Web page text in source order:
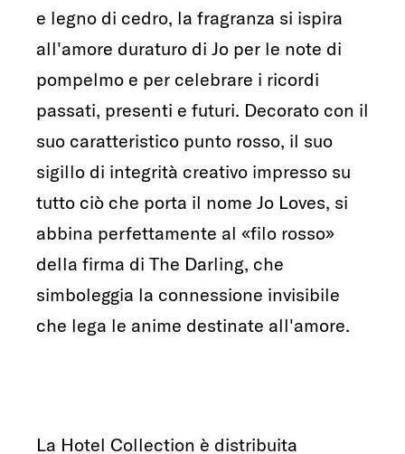
e legno di cedro, la fragranza si ispira
all'amore duraturo di Jo per le note di
pompelmo e per celebrare i ricordi
passati, presenti e futuri. Decorato con il
suo caratteristico punto rosso, il suo
sigillo di integrità creativo impresso su
tutto ciò che porta il nome Jo Loves, si
abbina perfettamente al «filo rosso»
della firma di The Darling, che
simboleggia la connessione invisibile
che lega le anime destinate all'amore.
La Hotel Collection è distribuita